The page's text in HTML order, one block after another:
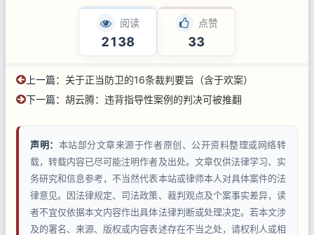
阅读
2138
点赞
33
上一篇： 关于正当防卫的16条裁判要旨（含于欢案）
下一篇： 胡云腾：违背指导性案例的判决可被推翻
声明： 本站部分文章来源于作者原创、公开资料整理或网络转
载，转载内容已尽可能注明作者及出处。文章仅供法律学习、实
务研究和信息参考，不当然代表本站或律师本人对具体案件的法
律意见。因法律规定、司法政策、裁判观点及个案事实差异，读
者不宜仅依据本文内容作出具体法律判断或处理决定。若本文涉
及的署名、来源、版权或内容表述存在不当之处，请权利人或相